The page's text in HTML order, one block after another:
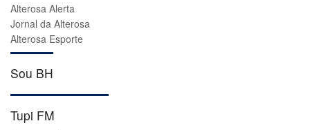
Alterosa Alerta
Jornal da Alterosa
Alterosa Esporte
Sou BH
Tupi FM